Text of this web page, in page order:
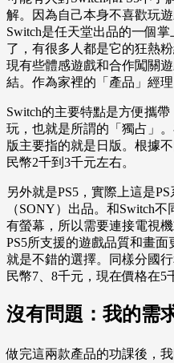
解。因為自己本身不喜歡玩
Switch是任天堂出品的一個
了，有很多人都是它的狂熱
現有些體感遊戲和合作闖關
結。作為家裡的「產品」經理
Switch的主要特點是方便攜
玩，也就是所謂的「獨占」
版主要指的就是日版。根據
民幣2千到3千元左右。
另外就是PS5，實際上這是
（SONY）出品。和Switch
有螢幕，所以需要連接電視
PS5所支援的遊戲品質和畫
就是不錯的選擇。同樣分國
民幣7、8千元，現在價格在5
沒有問題：我的需
做完這兩款產品的功課後，